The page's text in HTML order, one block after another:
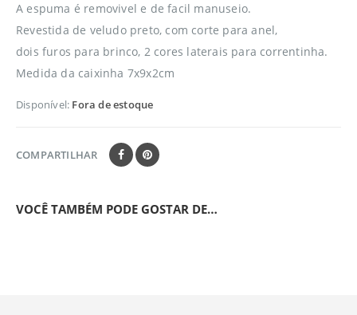
A espuma é removivel e de facil manuseio.
Revestida de veludo preto, com corte para anel,
dois furos para brinco, 2 cores laterais para correntinha.
Medida da caixinha 7x9x2cm
Disponível: Fora de estoque
COMPARTILHAR
VOCÊ TAMBÉM PODE GOSTAR DE…